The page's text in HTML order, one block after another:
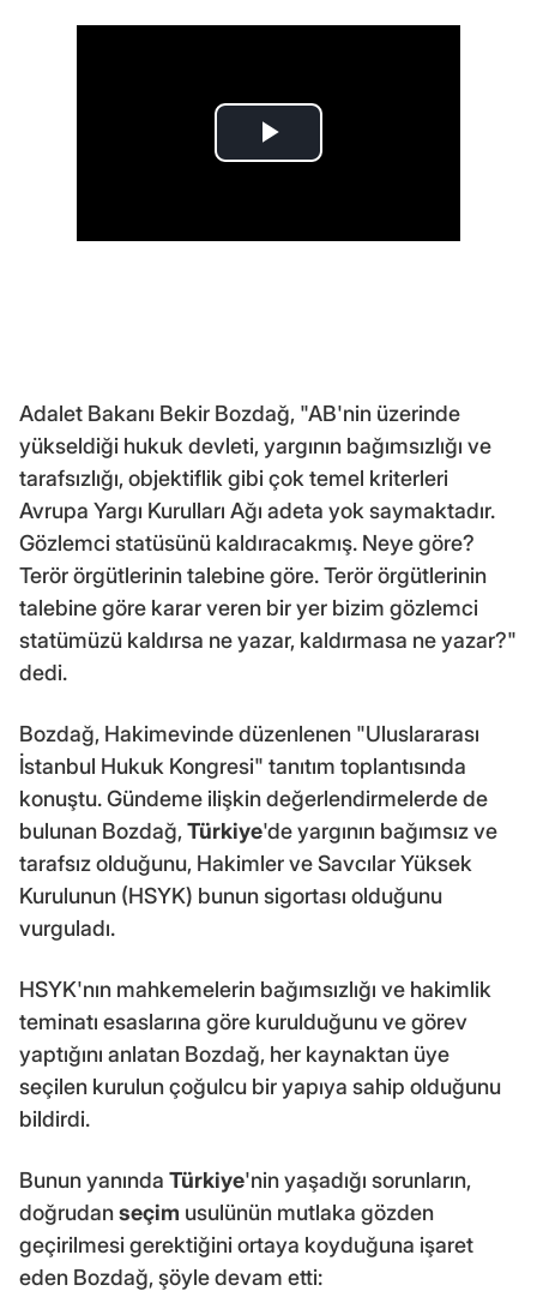
Adalet Bakanı Bekir Bozdağ, "AB'nin üzerinde
yükseldiği hukuk devleti, yargının bağımsızlığı ve
tarafsızlığı, objektiflik gibi çok temel kriterleri
Avrupa Yargı Kurulları Ağı adeta yok saymaktadır.
Gözlemci statüsünü kaldıracakmış. Neye göre?
Terör örgütlerinin talebine göre. Terör örgütlerinin
talebine göre karar veren bir yer bizim gözlemci
statümüzü kaldırsa ne yazar, kaldırmasa ne yazar?"
dedi.
Bozdağ, Hakimevinde düzenlenen "Uluslararası
İstanbul Hukuk Kongresi" tanıtım toplantısında
konuştu. Gündeme ilişkin değerlendirmelerde de
bulunan Bozdağ,Türkiye'de yargının bağımsız ve
tarafsız olduğunu, Hakimler ve Savcılar Yüksek
Kurulunun (HSYK) bunun sigortası olduğunu
vurguladı.
HSYK'nın mahkemelerin bağımsızlığı ve hakimlik
teminatı esaslarına göre kurulduğunu ve görev
yaptığını anlatan Bozdağ, her kaynaktan üye
seçilen kurulun çoğulcu bir yapıya sahip olduğunu
bildirdi.
Bunun yanında Türkiye'nin yaşadığı sorunların,
doğrudanseçim usulünün mutlaka gözden
geçirilmesi gerektiğini ortaya koyduğuna işaret
eden Bozdağ, şöyle devam etti: